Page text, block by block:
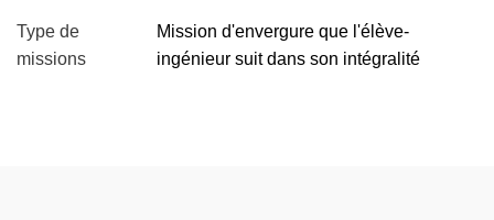
Type de
missions
Mission d'envergure que l'élève-
ingénieur suit dans son intégralité